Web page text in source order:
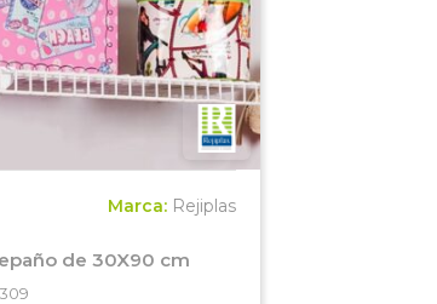
Marca: Rejiplas
de 30X90 cm